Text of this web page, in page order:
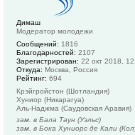
Димаш
Модератор молодежи
Сообщений: 1816
Благодарностей: 2107
Зарегистрирован: 22 окт 2018,
Откуда: Москва, Россия
Рейтинг: 694
Крэйгройстон (Шотландия)
Хуниор (Никарагуа)
Аль-Наджма (Саудовская Аравия)
зам. в Бала Таун (Уэльс)
зам. в Бока Хуниорс де Кали